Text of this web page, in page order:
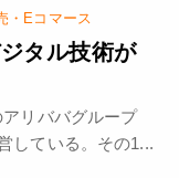
・Eコマース
タル技術が
リババグループ
している。その1...